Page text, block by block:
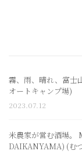
霧、雨、晴れ、富士
オートキャンプ場)
2023.07.12
米農家が営む酒場。
DAIKANYAMA) (む